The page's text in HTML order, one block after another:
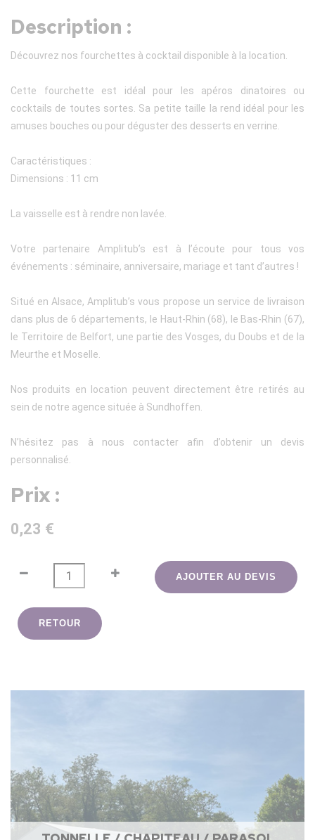
Description :
Découvrez nos fourchettes à cocktail disponible à la location.
Cette fourchette est idéal pour les apéros dinatoires ou
cocktails de toutes sortes. Sa petite taille la rend idéal pour les
amuses bouches ou pour déguster des desserts en verrine.
Caractéristiques :
Dimensions : 11 cm
La vaisselle est à rendre non lavée.
Votre partenaire Amplitub’s est à l’écoute pour tous vos
événements : séminaire, anniversaire, mariage et tant d’autres !
Situé en Alsace, Amplitub’s vous propose un service de livraison
dans plus de 6 départements, le Haut-Rhin (68), le Bas-Rhin (67),
le Territoire de Belfort, une partie des Vosges, du Doubs et de la
Meurthe et Moselle.
Nos produits en location peuvent directement être retirés au
sein de notre agence située à Sundhoffen.
N’hésitez pas à nous contacter afin d’obtenir un devis
personnalisé.
Prix :
0,23 €
AJOUTER AU DEVIS
RETOUR